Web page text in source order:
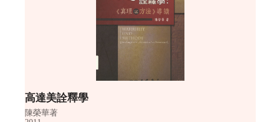
高達美詮釋學
陳榮華著